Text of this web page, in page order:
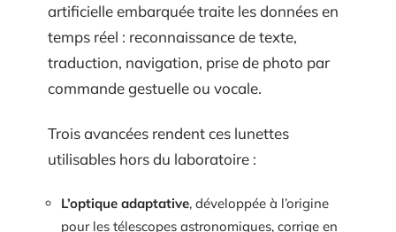
artificielle embarquée traite les données en
temps réel : reconnaissance de texte,
traduction, navigation, prise de photo par
commande gestuelle ou vocale.
Trois avancées rendent ces lunettes
utilisables hors du laboratoire :
L’optique adaptative, développée à l’origine
pour les télescopes astronomiques, corrige en